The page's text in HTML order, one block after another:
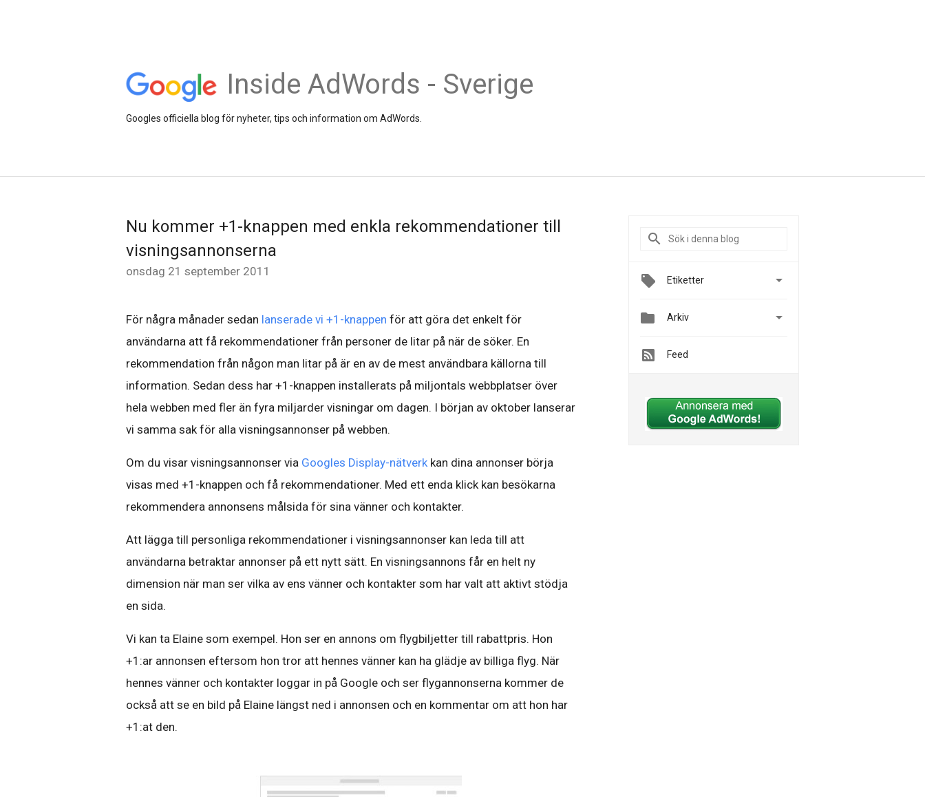
Inside AdWords - Sverige
Googles officiella blog för nyheter, tips och information om AdWords.
Nu kommer +1-knappen med enkla rekommendationer till
visningsannonserna
onsdag 21 september 2011
För några månader sedan lanserade vi +1-knappen för att göra det enkelt för
användarna att få rekommendationer från personer de litar på när de söker. En
rekommendation från någon man litar på är en av de mest användbara källorna till
information. Sedan dess har +1-knappen installerats på miljontals webbplatser över
hela webben med fler än fyra miljarder visningar om dagen. I början av oktober lanserar
vi samma sak för alla visningsannonser på webben.
Om du visar visningsannonser via Googles Display-nätverk kan dina annonser börja
visas med +1-knappen och få rekommendationer. Med ett enda klick kan besökarna
rekommendera annonsens målsida för sina vänner och kontakter.
Att lägga till personliga rekommendationer i visningsannonser kan leda till att
användarna betraktar annonser på ett nytt sätt. En visningsannons får en helt ny
dimension när man ser vilka av ens vänner och kontakter som har valt att aktivt stödja
en sida.
Vi kan ta Elaine som exempel. Hon ser en annons om flygbiljetter till rabattpris. Hon
+1:ar annonsen eftersom hon tror att hennes vänner kan ha glädje av billiga flyg. När
hennes vänner och kontakter loggar in på Google och ser flygannonserna kommer de
också att se en bild på Elaine längst ned i annonsen och en kommentar om att hon har
+1:at den.
Etiketter 
 Arkiv 
Feed